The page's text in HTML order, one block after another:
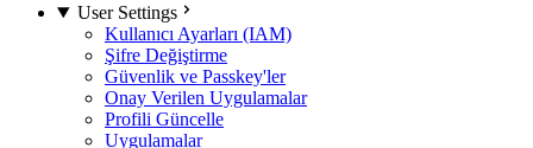
User Settings
Kullanıcı Ayarları (IAM)
Şifre Değiştirme
Güvenlik ve Passkey'ler
Onay Verilen Uygulamalar
Profili Güncelle
Uygulamalar